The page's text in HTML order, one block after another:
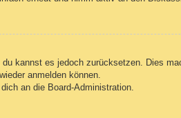
kannst es jedoch zurücksetzen. Dies
anmelden können.
an die Board-Administration.